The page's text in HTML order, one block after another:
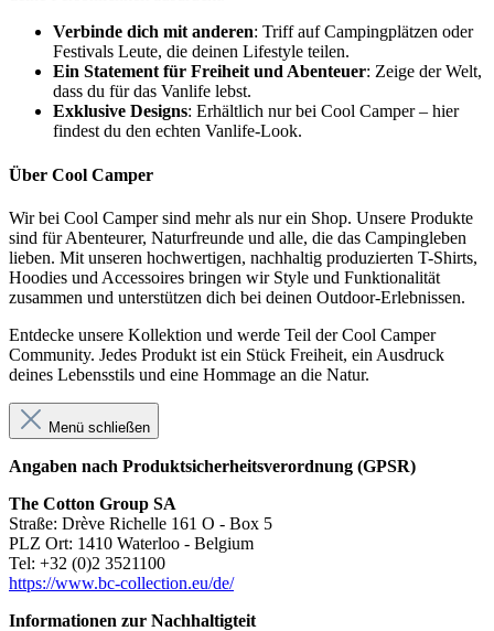
Verbinde dich mit anderen: Triff auf Campingplätzen oder
Festivals Leute, die deinen Lifestyle teilen.
Ein Statement für Freiheit und Abenteuer: Zeige der Welt,
dass du für das Vanlife lebst.
Exklusive Designs: Erhältlich nur bei Cool Camper – hier
findest du den echten Vanlife-Look.
Über Cool Camper
Wir bei Cool Camper sind mehr als nur ein Shop. Unsere Produkte
sind für Abenteurer, Naturfreunde und alle, die das Campingleben
lieben. Mit unseren hochwertigen, nachhaltig produzierten T-Shirts,
Hoodies und Accessoires bringen wir Style und Funktionalität
zusammen und unterstützen dich bei deinen Outdoor-Erlebnissen.
Entdecke unsere Kollektion und werde Teil der Cool Camper
Community. Jedes Produkt ist ein Stück Freiheit, ein Ausdruck
deines Lebensstils und eine Hommage an die Natur.
Menü schließen
Angaben nach Produktsicherheitsverordnung (GPSR)
The Cotton Group SA
Straße: Drève Richelle 161 O - Box 5
PLZ Ort: 1410 Waterloo - Belgium
Tel: +32 (0)2 3521100
https://www.bc-collection.eu/de/
Informationen zur Nachhaltigteit